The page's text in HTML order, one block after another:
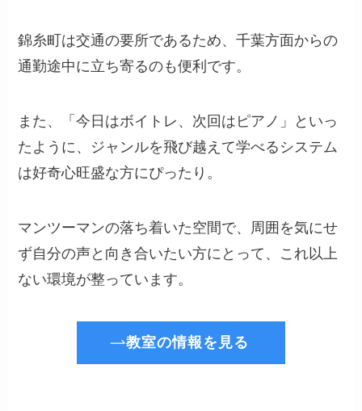
錦糸町は交通の要所であるため、千葉方面からの
通勤途中に立ち寄るのも便利です。
また、「今日はボイトレ、次回はピアノ」といっ
たように、ジャンルを飛び越えて学べるシステム
は好奇心旺盛な方にぴったり。
マンツーマンの落ち着いた空間で、周囲を気にせ
ず自分の声と向き合いたい方にとって、これ以上
ない環境が整っています。
教室の情報を見る